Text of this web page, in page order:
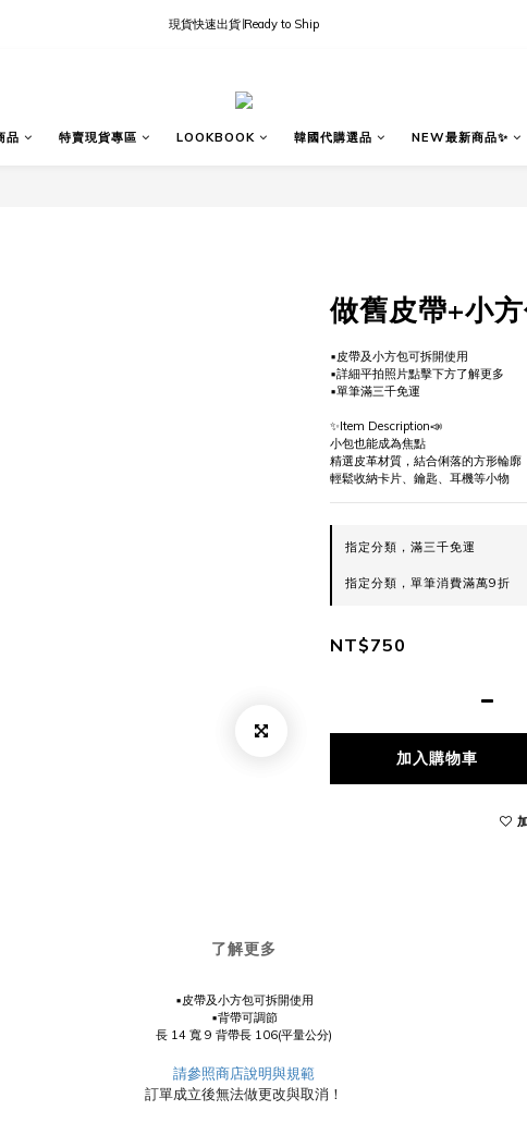
現貨快速出貨∣Ready to Ship
現貨快速出貨∣Ready to Ship
品
特賣現貨專區 LOOKBOOK 韓國代購選品 NEW最新商品✨
做舊皮帶+小
▪皮帶及小方包可拆開使用
▪詳細平拍照片點擊下方了解更多
▪單筆滿三千免運
✨Item Description📣
小包也能成為焦點
精選皮革材質，結合俐落的方形輪廓
輕鬆收納卡片、鑰匙、耳機等小物
指定分類，滿三千免運
指定分類，單筆消費滿萬9折
NT$750
加入購物車
了解更多
▪皮帶及小方包可拆開使用
▪背帶可調節
長 14 寬 9 背帶長 106(平量公分)
請參照商店說明與規範
訂單成立後無法做更改與取消！